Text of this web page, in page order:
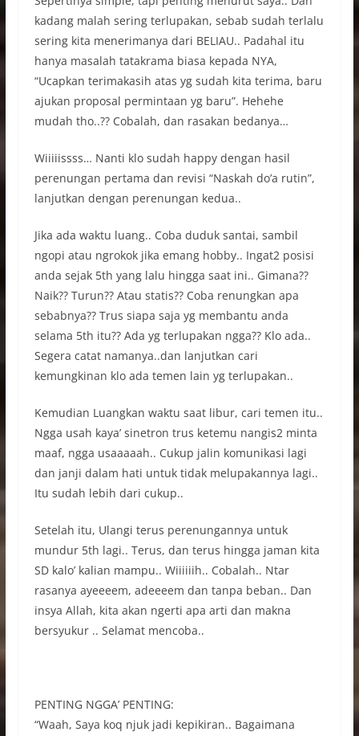
kadang malah sering terlupakan, sebab sudah terlalu
sering kita menerimanya dari BELIAU.. Padahal itu
hanya masalah tatakrama biasa kepada NYA,
“Ucapkan terimakasih atas yg sudah kita terima, baru
ajukan proposal permintaan yg baru”. Hehehe
mudah tho..?? Cobalah, dan rasakan bedanya…
Wiiiiissss… Nanti klo sudah happy dengan hasil
perenungan pertama dan revisi “Naskah do’a rutin”,
lanjutkan dengan perenungan kedua..
Jika ada waktu luang.. Coba duduk santai, sambil
ngopi atau ngrokok jika emang hobby.. Ingat2 posisi
anda sejak 5th yang lalu hingga saat ini.. Gimana??
Naik?? Turun?? Atau statis?? Coba renungkan apa
sebabnya?? Trus siapa saja yg membantu anda
selama 5th itu?? Ada yg terlupakan ngga?? Klo ada..
Segera catat namanya..dan lanjutkan cari
kemungkinan klo ada temen lain yg terlupakan..
Kemudian Luangkan waktu saat libur, cari temen itu..
Ngga usah kaya’ sinetron trus ketemu nangis2 minta
maaf, ngga usaaaaah.. Cukup jalin komunikasi lagi
dan janji dalam hati untuk tidak melupakannya lagi..
Itu sudah lebih dari cukup..
Setelah itu, Ulangi terus perenungannya untuk
mundur 5th lagi.. Terus, dan terus hingga jaman kita
SD kalo’ kalian mampu.. Wiiiiiih.. Cobalah.. Ntar
rasanya ayeeeem, adeeeem dan tanpa beban.. Dan
insya Allah, kita akan ngerti apa arti dan makna
bersyukur .. Selamat mencoba..
PENTING NGGA’ PENTING:
“Waah, Saya koq njuk jadi kepikiran.. Bagaimana